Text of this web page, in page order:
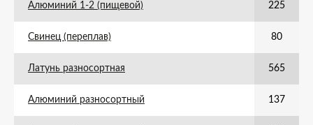
Алюминий 1-2 (пищевой) 225
Свинец (переплав) 80
Латунь разносортная 565
Алюминий разносортный 137